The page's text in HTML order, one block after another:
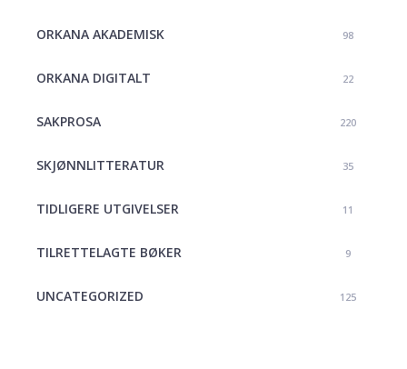
ORKANA AKADEMISK 98
ORKANA DIGITALT 22
SAKPROSA 220
SKJØNNLITTERATUR 35
TIDLIGERE UTGIVELSER 11
TILRETTELAGTE BØKER 9
UNCATEGORIZED 125